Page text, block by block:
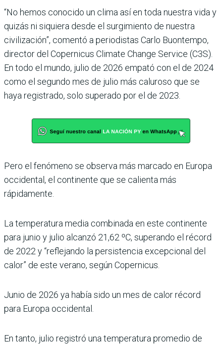
“No hemos conocido un clima así en toda nuestra vida y
quizás ni siquiera desde el surgimiento de nuestra
civilización”, comentó a periodistas Carlo Buontempo,
director del Copernicus Climate Change Service (C3S).
En todo el mundo, julio de 2026 empató con el de 2024
como el segundo mes de julio más caluroso que se
haya registrado, solo superado por el de 2023.
Pero el fenómeno se observa más marcado en Europa
occidental, el continente que se calienta más
rápidamente.
La temperatura media combinada en este continente
para junio y julio alcanzó 21,62 ºC, superando el récord
de 2022 y “reflejando la persistencia excepcional del
calor” de este verano, según Copernicus.
Junio de 2026 ya había sido un mes de calor récord
para Europa occidental.
En tanto, julio registró una temperatura promedio de